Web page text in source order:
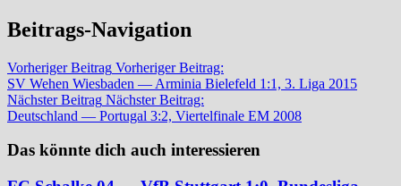
Beitrags-Navigation
Vorheriger Beitrag Vorheriger Beitrag:
SV Wehen Wiesbaden — Arminia Bielefeld 1:1, 3. Liga 2015
Nächster Beitrag Nächster Beitrag:
Deutschland — Portugal 3:2, Viertelfinale EM 2008
Das könnte dich auch interessieren